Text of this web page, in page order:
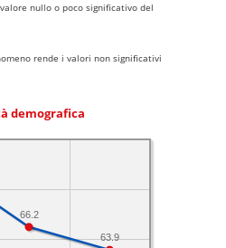
nullo o poco significativo del
rende i valori non significativi
demografica
63.9
66.2